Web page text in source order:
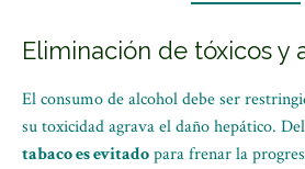
Eliminación de tóxicos y
El consumo de alcohol debe ser
su toxicidad agrava el daño hepático.
tabaco es evitadopara frenar la